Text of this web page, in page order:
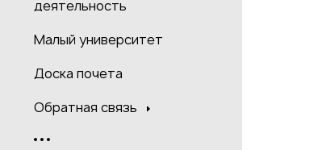
деятельность
Малый университет
Доска почета
Обратная связь